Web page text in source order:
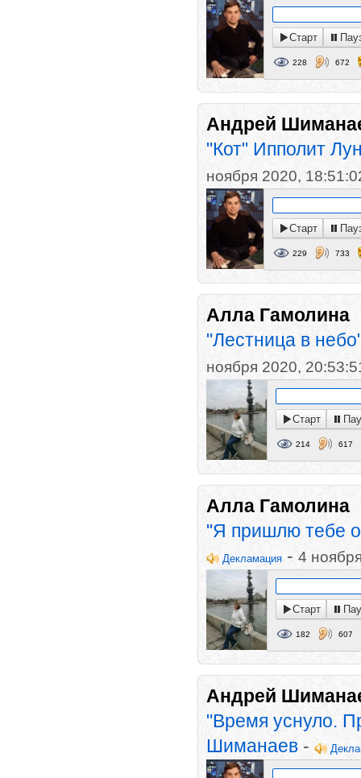
Старт
228 672
Андрей
"Кот" Ипполит
ноября 2020,
Старт
229 733
Алла Гамолина
"Лестница в
ноября 2020,
Старт
214 617
Алла Гамолина
"Я пришлю тебе
Декламация -4
Старт
182 607
Андрей
"Время уснуло.
Шиманаев -